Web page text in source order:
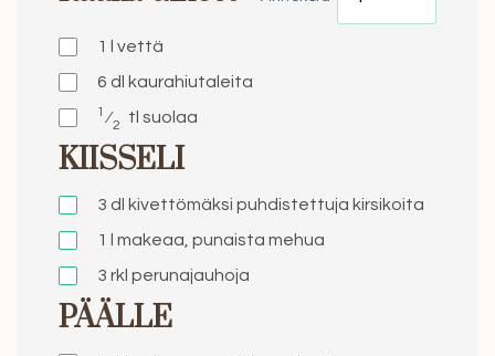
1 l
vettä
6 dl
kaurahiutaleita
1 ⁄2 tl suolaa
KIISSELI
3 dl
kivettömäksi puhdistettuja kirsikoita
1 l
makeaa, punaista mehua
3 rkl perunajauhoja
PÄÄLLE